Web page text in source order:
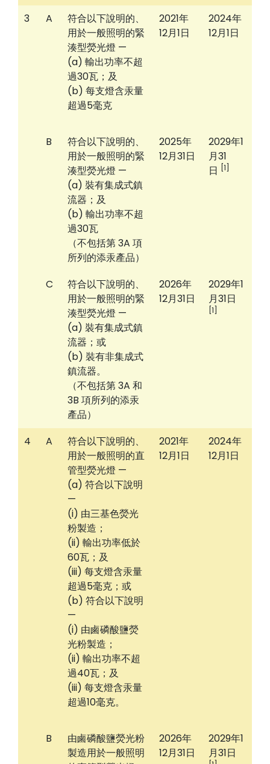
3 A
符合以下說明的、
用於一般照明的緊
湊型熒光燈 —
(a) 輸出功率不超
過30瓦；及
(b) 每支燈含汞量
超過5毫克
2021年
12月1日
2024年
12月1日
B
符合以下說明的、
用於一般照明的緊
湊型熒光燈 —
(a) 裝有集成式鎮
流器；及
(b) 輸出功率不超
過30瓦
（不包括第 3A 項
所列的添汞產品）
2025年
12月31日
2029年1
月31
日
[1]
C
符合以下說明的、
用於一般照明的緊
湊型熒光燈 —
(a) 裝有集成式鎮
流器；或
(b) 裝有非集成式
鎮流器。
（不包括第 3A 和
3B 項所列的添汞
產品）
2026年
12月31日
2029年1
月31日
[1]
4 A
符合以下說明的、
用於一般照明的直
管型熒光燈 —
(a) 符合以下說明
—
(i) 由三基色熒光
粉製造；
(ii) 輸出功率低於
60瓦；及
(iii) 每支燈含汞量
超過5毫克；或
(b) 符合以下說明
—
(i) 由鹵磷酸鹽熒
光粉製造；
(ii) 輸出功率不超
過40瓦；及
(iii) 每支燈含汞量
超過10毫克。
2021年
12月1日
2024年
12月1日
B
由鹵磷酸鹽熒光粉
製造用於一般照明
2026年
12月31日
2029年1
月31日